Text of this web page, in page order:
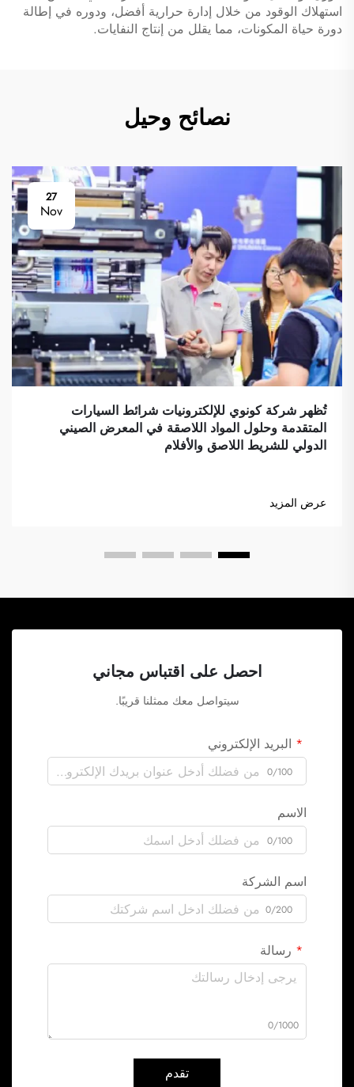
استهلاك الوقود من خلال إدارة حرارية أفضل، ودوره في إطالة
دورة حياة المكونات، مما يقلل من إنتاج النفايات.
نصائح وحيل
27
Nov
تُظهر شركة كونوي للإلكترونيات شرائط السيارات
المتقدمة وحلول المواد اللاصقة في المعرض الصيني
الدولي للشريط اللاصق والأفلام
عرض المزيد
احصل على اقتباس مجاني
سيتواصل معك ممثلنا قريبًا.
البريد الإلكتروني
0/100
الاسم
0/100
اسم الشركة
0/200
رسالة
0/1000
تقدم